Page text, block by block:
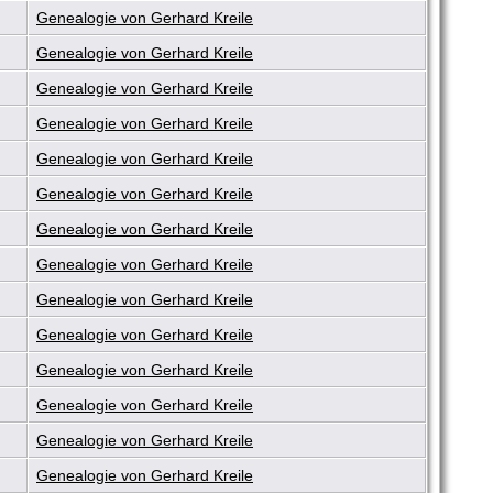
Genealogie von Gerhard Kreile
Genealogie von Gerhard Kreile
Genealogie von Gerhard Kreile
Genealogie von Gerhard Kreile
Genealogie von Gerhard Kreile
Genealogie von Gerhard Kreile
Genealogie von Gerhard Kreile
Genealogie von Gerhard Kreile
Genealogie von Gerhard Kreile
Genealogie von Gerhard Kreile
Genealogie von Gerhard Kreile
Genealogie von Gerhard Kreile
Genealogie von Gerhard Kreile
Genealogie von Gerhard Kreile